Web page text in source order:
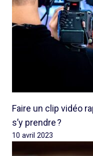
Faire un clip vidéo
s’y prendre ?
10 avril 2023